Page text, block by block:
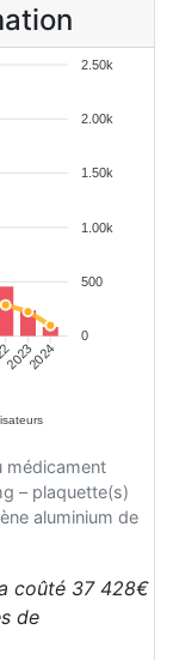
20232024
2.50k
2.00k
1.50k
1.00k
500
0
médicament
– plaquette(s)
aluminium de
coûté 37 428€
de